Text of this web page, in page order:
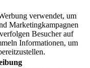
verwendet, um
Marketingkampagnen
Besucher auf
Informationen, um